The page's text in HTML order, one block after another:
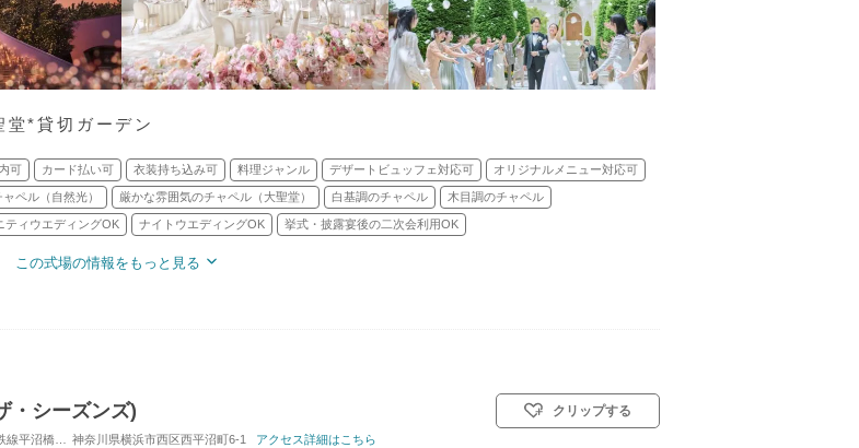
堂*貸切ガーデン
可 カード払い可 衣装持ち込み可 料理ジャンル デザートビュッフェ対応可 オリジナルメニュー対応可
ペル（自然光） 厳かな雰囲気のチャペル（大聖堂） 白基調のチャペル 木目調のチャペル
ティウエディングOK ナイトウエディングOK 挙式・披露宴後の二次会利用OK
この式場の情報をもっと見る
・シーズンズ)
ゲストハウス 対応人数: 着席：10名 ～ 122名 挙式スタイル: 教会式(キリスト教式)／人前式
神奈川県横浜市西区西平沼町6-1 アクセス詳細はこちら
クリップする